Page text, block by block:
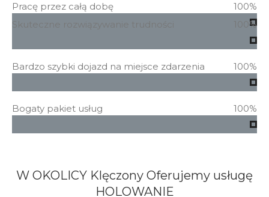
Pracę przez całą dobę
100%
Skuteczne rozwiązywanie trudności
100%
Bardzo szybki dojazd na miejsce zdarzenia 100%
Bogaty pakiet usług 100%
W OKOLICY Klęczony Oferujemy usługę
HOLOWANIE